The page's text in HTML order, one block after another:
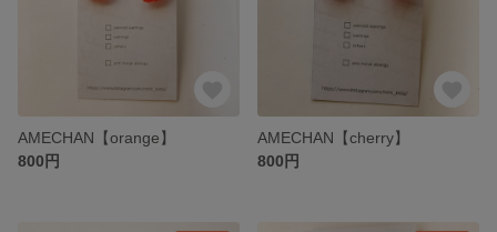
AMECHAN【orange】
800円
AMECHAN【cherry】
800円